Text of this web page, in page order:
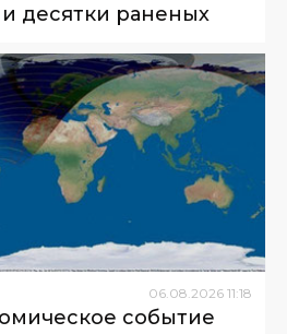
десятки раненых
06 08 2026 11:18
событие